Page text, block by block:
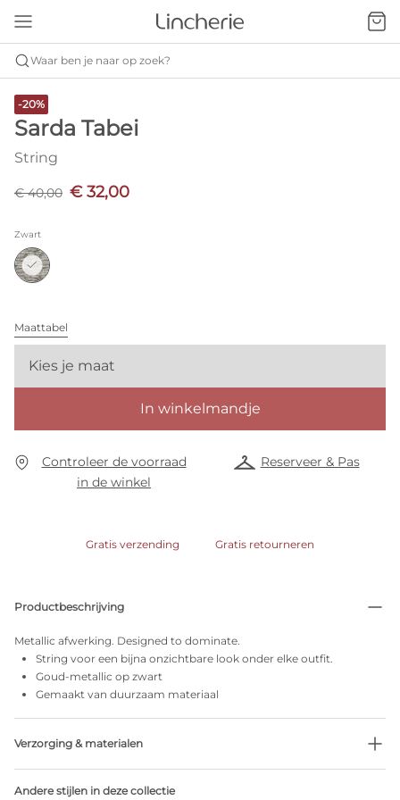
Waar ben je naar op zoek?
-20%
Sarda Tabei
String
€ 40,00 € 32,00
Zwart
Maattabel
Kies je maat
In winkelmandje
Controleer de voorraad
in de winkel
Reserveer & Pas
Gratis verzending Gratis retourneren
Productbeschrijving
Metallic afwerking. Designed to dominate.
String voor een bijna onzichtbare look onder elke outfit.
Goud-metallic op zwart
Gemaakt van duurzaam materiaal
Verzorging & materialen
Andere stijlen in deze collectie